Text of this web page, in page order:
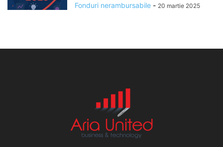
Fonduri nerambursabile - 20 martie 2025